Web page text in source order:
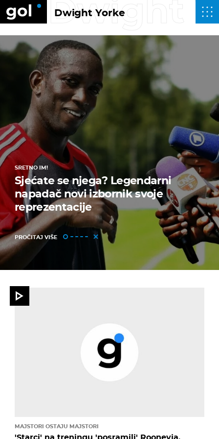
Dwight Yorke
Dwight
SRETNO IM!
Sjećate se njega? Legendarni
napadač novi izbornik svoje
reprezentacije
PROČITAJ VIŠE
MAJSTORI OSTAJU MAJSTORI